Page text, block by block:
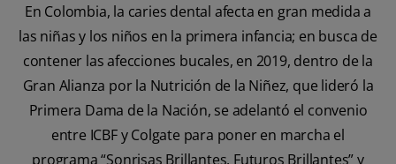
En Colombia, la caries dental afecta en gran medida a
las niñas y los niños en la primera infancia; en busca de
contener las afecciones bucales, en 2019, dentro de la
Gran Alianza por la Nutrición de la Niñez, que lideró la
Primera Dama de la Nación, se adelantó el convenio
entre ICBF y Colgate para poner en marcha el
programa “Sonrisas Brillantes, Futuros Brillantes” y